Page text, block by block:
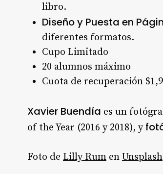
libro.
Diseño y Puesta en
diferentes formatos.
Cupo Limitado
20 alumnos máximo
Cuota de recuperación
Xavier Buendía es un
of the Year (2016 y 2018), y
Foto de Lilly Rum en Unsplash